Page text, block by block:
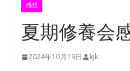
感想
夏期修養会
2024年10月19日 kjk